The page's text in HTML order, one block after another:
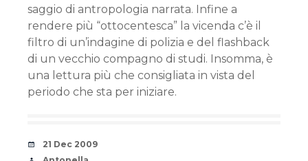
saggio di antropologia narrata. Infine a
rendere più “ottocentesca” la vicenda c’è il
filtro di un’indagine di polizia e del flashback
di un vecchio compagno di studi. Insomma, è
una lettura più che consigliata in vista del
periodo che sta per iniziare.
Date
21 Dec 2009